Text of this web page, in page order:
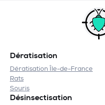
Dératisation
Dératisation Île-de-France
Rats
Souris
Désinsectisation